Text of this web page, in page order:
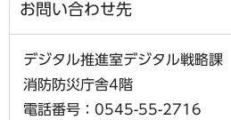
お問い合わせ先
デジタル推進室デジタル戦略課
消防防災庁舎4階
電話番号：0545-55-2716